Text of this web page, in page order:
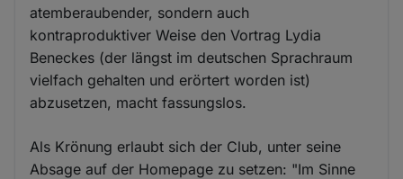
atemberaubender, sondern auch
kontraproduktiver Weise den Vortrag Lydia
Beneckes (der längst im deutschen Sprachraum
vielfach gehalten und erörtert worden ist)
abzusetzen, macht fassungslos.
Als Krönung erlaubt sich der Club, unter seine
Absage auf der Homepage zu setzen: "Im Sinne